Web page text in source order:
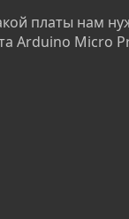
платы нам
Arduino